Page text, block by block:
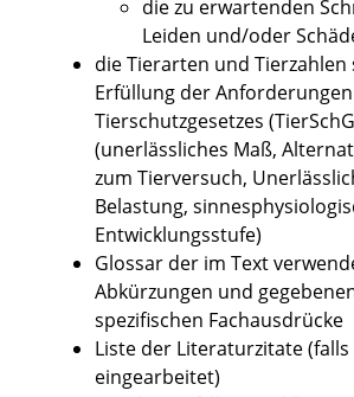
die zu erwartenden
Leiden und/oder
die Tierarten und Tierzahlen
Erfüllung der
Tierschutzgesetzes
(unerlässliches Maß,
zum Tierversuch,
Belastung,
Entwicklungsstufe)
Glossar der im Text
Abkürzungen und
spezifischen Fachausdrücke
Liste der Literaturzitate
eingearbeitet)